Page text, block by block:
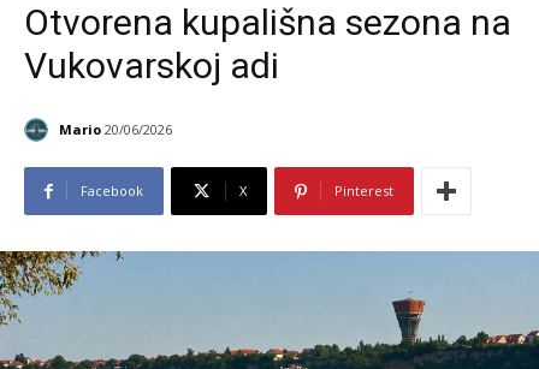
Otvorena kupališna sezona na
Vukovarskoj adi
Mario 20/06/2026
Facebook X Pinterest